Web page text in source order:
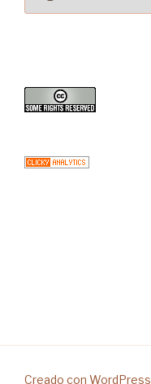
Creado con WordPress